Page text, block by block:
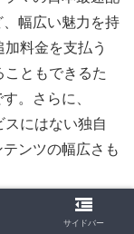
幅広い魅力を持
料金を支払う
ともできるた
。さらに、
にはない独自
ンツの幅広さも
き、バラエティ
サイドバー